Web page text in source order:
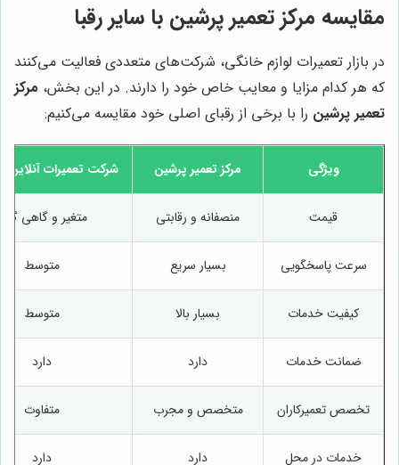
مقایسه مرکز تعمیر پرشین با سایر رقبا
در بازار تعمیرات لوازم خانگی، شرکت‌های متعددی فعالیت می‌کنند
که هر کدام مزایا و معایب خاص خود را دارند. در این بخش، مرکز
تعمیر پرشین را با برخی از رقبای اصلی خود مقایسه می‌کنیم:
ویژگی مرکز تعمیر پرشین شرکت تعمیرات
قیمت منصفانه و رقابتی متغیر و گاهی
سرعت پاسخگویی بسیار سریع متوسط
کیفیت خدمات بسیار بالا متوسط
ضمانت خدمات دارد دارد
تخصص تعمیرکاران متخصص و مجرب متفاوت
خدمات در محل دارد دارد